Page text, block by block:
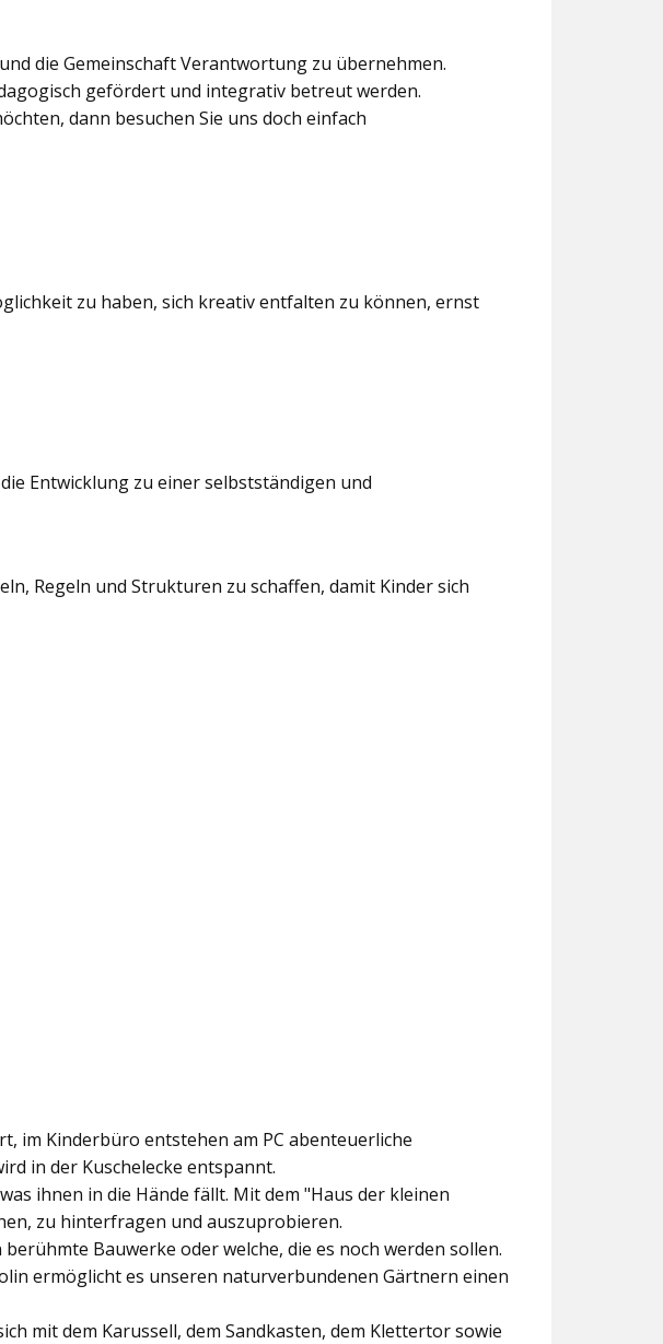
die Gemeinschaft Verantwortung zu übernehmen.
gefördert und integrativ betreut werden.
dann besuchen Sie uns doch einfach
zu haben, sich kreativ entfalten zu können, ernst
Entwicklung zu einer selbstständigen und
Regeln und Strukturen zu schaffen, damit Kinder sich
im Kinderbüro entstehen am PC abenteuerliche
in der Kuschelecke entspannt.
ihnen in die Hände fällt. Mit dem "Haus der kleinen
zu hinterfragen und auszuprobieren.
Bauwerke oder welche, die es noch werden sollen.
ermöglicht es unseren naturverbundenen Gärtnern einen
mit dem Karussell, dem Sandkasten, dem Klettertor sowie